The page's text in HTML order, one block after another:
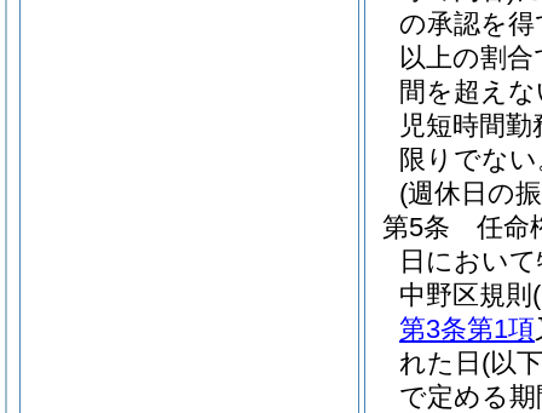
の承認を
以上の割
間を超え
児短時間
限りでな
(週休日の
第5条
任命
日におい
中野区規則
第3条第1項
れた日 (以
で定める